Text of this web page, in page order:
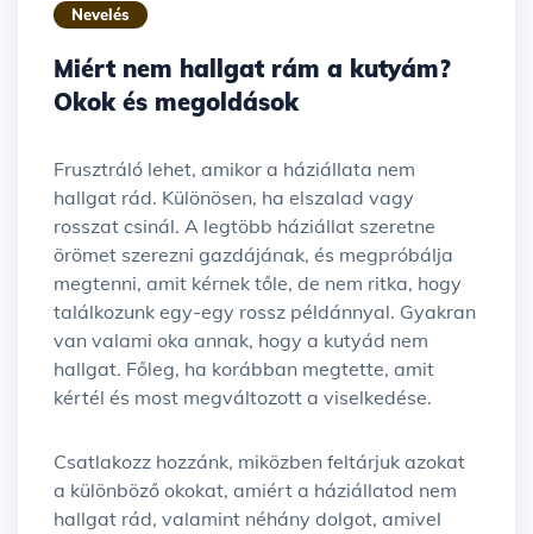
Nevelés
Miért nem hallgat rám a kutyám?
Okok és megoldások
Frusztráló lehet, amikor a háziállata nem
hallgat rád. Különösen, ha elszalad vagy
rosszat csinál. A legtöbb háziállat szeretne
örömet szerezni gazdájának, és megpróbálja
megtenni, amit kérnek tőle, de nem ritka, hogy
találkozunk egy-egy rossz példánnyal. Gyakran
van valami oka annak, hogy a kutyád nem
hallgat. Főleg, ha korábban megtette, amit
kértél és most megváltozott a viselkedése.
Csatlakozz hozzánk, miközben feltárjuk azokat
a különböző okokat, amiért a háziállatod nem
hallgat rád, valamint néhány dolgot, amivel